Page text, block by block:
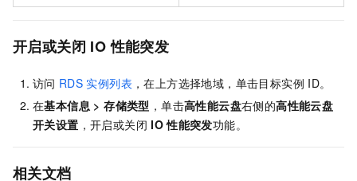
开启或关闭 IO 性能突发
访问 RDS 实例列表 ，在上方选择地域，单击目标实例 ID。
在基本信息 >存储类型 ，单击高性能云盘右侧的高性能云盘
开关设置 ，开启或关闭 IO 性能突发功能。
相关文档